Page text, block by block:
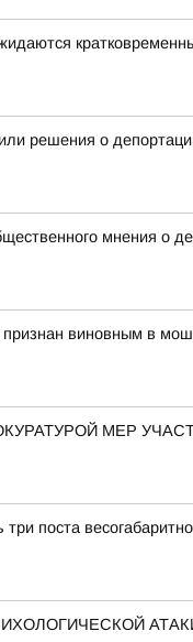
решения о
мнения о
виновным в
МЕР
поста